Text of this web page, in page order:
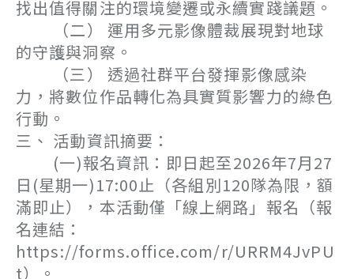
找出值得關注的環境變遷或永續實踐議題。
（二） 運用多元影像體裁展現對地球
的守護與洞察。
（三） 透過社群平台發揮影像感染
力，將數位作品轉化為具實質影響力的綠色
行動。
三、 活動資訊摘要：
(一)報名資訊：即日起至2026年7月27
日(星期一)17:00止（各組別120隊為限，額
滿即止），本活動僅「線上網路」報名（報
名連結：
https://forms.office.com/r/URRM4JvPU
t）。